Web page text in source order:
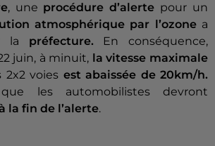
, une procédure d’alerte pour un
atmosphérique par l’ozonea
la préfecture. En conséquence,
juin, à minuit, la vitesse maximale
2x2 voies est abaissée de 20km/h.
les automobilistes devront
la fin de l’alerte.